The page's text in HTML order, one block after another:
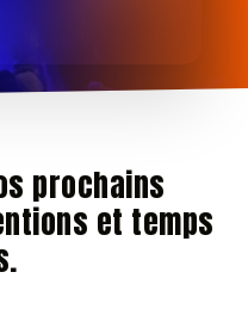
prochains
et temps